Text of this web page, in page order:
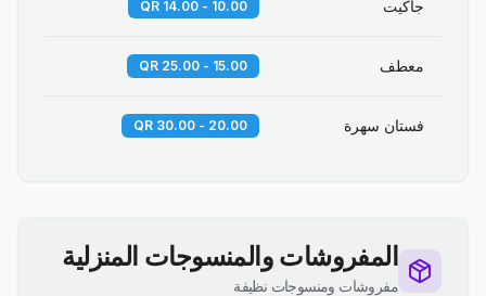
جاكيت 10.00 - 14.00 QR
معطف 15.00 - 25.00 QR
فستان سهرة 20.00 - 30.00 QR
المفروشات والمنسوجات المنزلية
مفروشات ومنسوجات نظيفة